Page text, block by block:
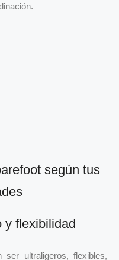
según tus
y flexibilidad
ser ultraligeros, flexibles,